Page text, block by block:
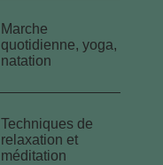
Marche
quotidienne, yoga,
natation
Techniques de
relaxation et
méditation